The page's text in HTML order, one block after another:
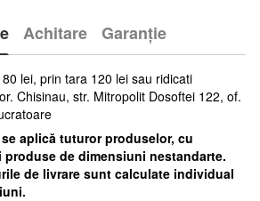
Achitare Garanție
lei, prin tara 120 lei sau ridicati
Chisinau, str. Mitropolit Dosoftei 122, of.
aplică tuturor produselor, cu
de dimensiuni nestandarte.
de livrare sunt calculate individual